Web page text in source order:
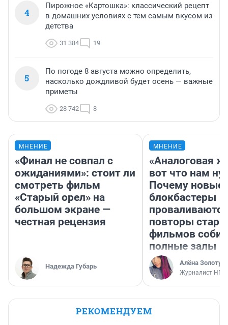
4
Пирожное «Картошка»: классический рецепт
в домашних условиях с тем самым вкусом из
детства
31 384 19
5
По погоде 8 августа можно определить,
насколько дождливой будет осень — важные
приметы
28 742 8
МНЕНИЕ
«Финал не совпал с
ожиданиями»: стоит ли
смотреть фильм
«Старый орел» на
большом экране —
честная рецензия
Надежда Губарь
МНЕНИЕ
«Аналоговая
вот что нам
Почему новые
блокбастеры
повторы
фильмов
полные залы
Алёна
Журналист НГС
РЕКОМЕНДУЕМ